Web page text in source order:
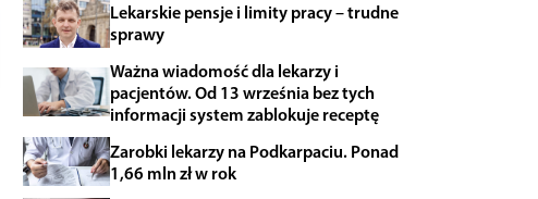
Lekarskie pensje i limity pracy – trudne
sprawy
Ważna wiadomość dla lekarzy i
pacjentów. Od 13 września bez tych
informacji system zablokuje receptę
Zarobki lekarzy na Podkarpaciu. Ponad
1,66 mln zł w rok